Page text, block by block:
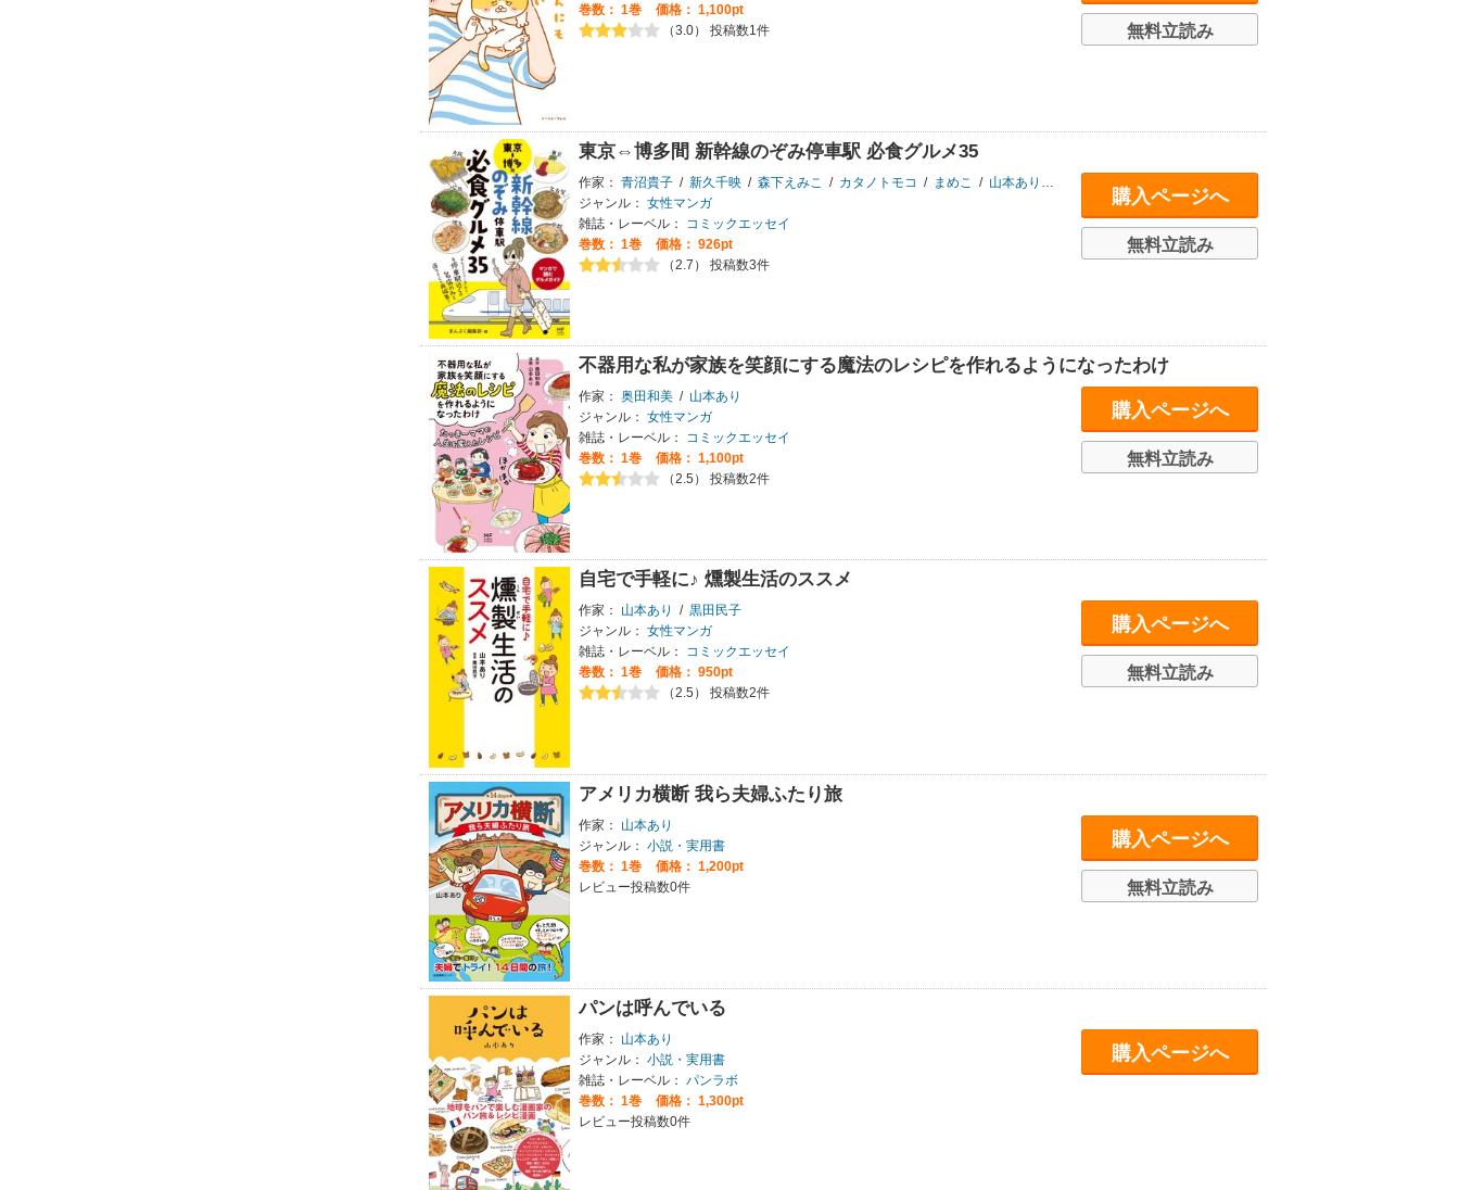
巻数： 1巻
価格： 1,100pt
（3.0） 投稿数1件
無料立読み
東京⇔博多間 新幹線のぞみ停車駅 必食グルメ35
作家： 青沼貴子 / 新久千映 / 森下えみこ / カタノトモコ / まめこ / 山本あり / いしいまき てらいまき
ジャンル： 女性マンガ
雑誌・レーベル：
コミックエッセイ
巻数： 1巻
価格： 926pt
（2.7） 投稿数3件
購入ページへ
無料立読み
不器用な私が家族を笑顔にする魔法のレシピを作れるようになったわけ
作家： 奥田和美 / 山本あり
ジャンル： 女性マンガ
雑誌・レーベル：
コミックエッセイ
巻数： 1巻
価格： 1,100pt
（2.5） 投稿数2件
購入ページへ
無料立読み
自宅で手軽に♪ 燻製生活のススメ
作家： 山本あり / 黒田民子
ジャンル： 女性マンガ
雑誌・レーベル：
コミックエッセイ
巻数： 1巻
価格： 950pt
（2.5） 投稿数2件
購入ページへ
無料立読み
アメリカ横断 我ら夫婦ふたり旅
作家：
山本あり
ジャンル： 小説・実用書
巻数： 1巻
価格： 1,200pt
レビュー投稿数0件
購入ページへ
無料立読み
パンは呼んでいる
作家：
山本あり
ジャンル： 小説・実用書
雑誌・レーベル： パンラボ
巻数： 1巻
価格： 1,300pt
レビュー投稿数0件
購入ページへ